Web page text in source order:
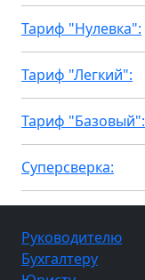
Тариф "Нулевка":
Тариф "Легкий":
Тариф "Базовый":
Суперсверка:
Руководителю
Бухгалтеру